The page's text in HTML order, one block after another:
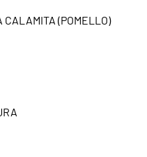
CALAMITA (POMELLO)